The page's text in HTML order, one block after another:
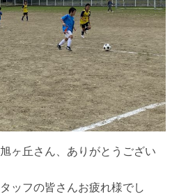
ヶ丘さん、ありがとうござい
ッフの皆さんお疲れ様でし